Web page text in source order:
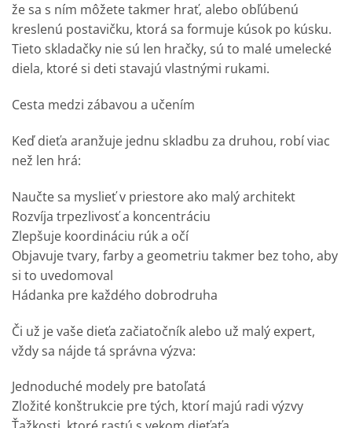
že sa s ním môžete takmer hrať, alebo obľúbenú
kreslenú postavičku, ktorá sa formuje kúsok po kúsku.
Tieto skladačky nie sú len hračky, sú to malé umelecké
diela, ktoré si deti stavajú vlastnými rukami.
Cesta medzi zábavou a učením
Keď dieťa aranžuje jednu skladbu za druhou, robí viac
než len hrá:
Naučte sa myslieť v priestore ako malý architekt
Rozvíja trpezlivosť a koncentráciu
Zlepšuje koordináciu rúk a očí
Objavuje tvary, farby a geometriu takmer bez toho, aby
si to uvedomoval
Hádanka pre každého dobrodruha
Či už je vaše dieťa začiatočník alebo už malý expert,
vždy sa nájde tá správna výzva:
Jednoduché modely pre batoľatá
Zložité konštrukcie pre tých, ktorí majú radi výzvy